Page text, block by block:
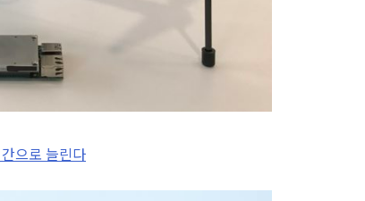
으로 늘린다